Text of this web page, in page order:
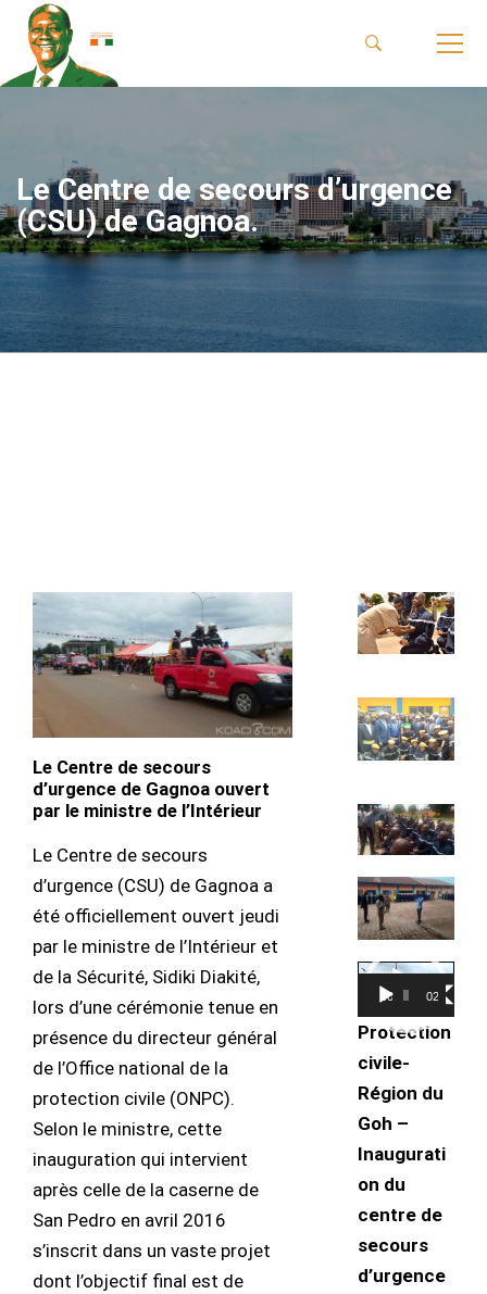
Le Centre de secours d’urgence
(CSU) de Gagnoa.
Le Centre de secours
d’urgence de Gagnoa ouvert
par le ministre de l’Intérieur
Le Centre de secours
d’urgence (CSU) de Gagnoa a
été officiellement ouvert jeudi
par le ministre de l’Intérieur et
de la Sécurité, Sidiki Diakité,
lors d’une cérémonie tenue en
présence du directeur général
de l’Office national de la
protection civile (ONPC).
Selon le ministre, cette
inauguration qui intervient
après celle de la caserne de
San Pedro en avril 2016
s’inscrit dans un vaste projet
dont l’objectif final est de
Lecteur
vidéo00:00 02:53
Protection
civile-
Région du
Goh –
Inaugurati
on du
centre de
secours
d’urgence